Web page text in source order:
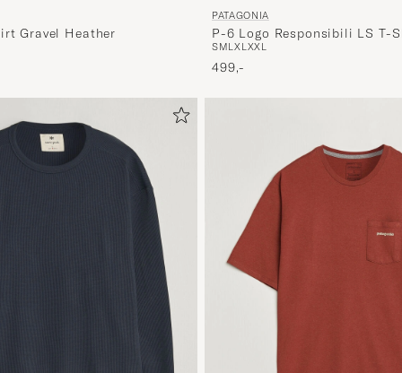
Gravel Heather
PATAGONIA
P-6 Logo Responsibili LS T-
SMLXL XXL
499,-